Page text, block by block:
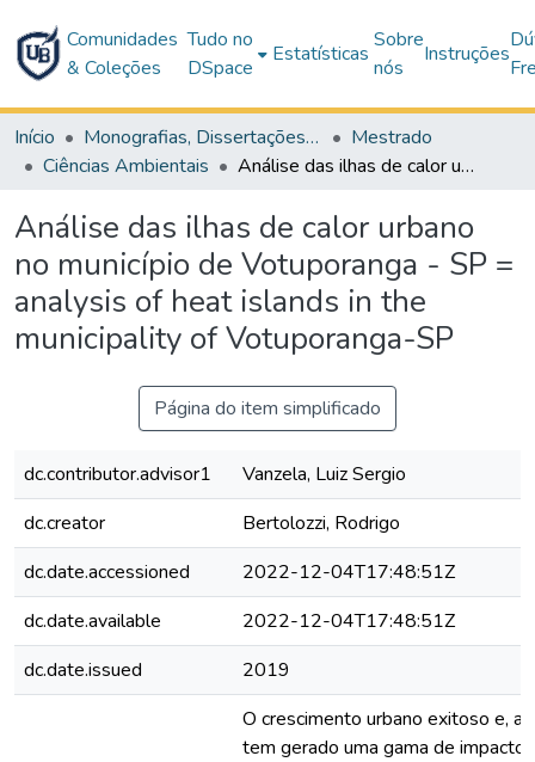
Comunidades
& Coleções
Tudo no
DSpace
Estatísticas
Sobre
nós
Instruções
Início Monografias, Dissertações e Teses
Mestrado
Ciências Ambientais
Análise das ilhas de calor urbano no município de Votuporanga - SP = analysis of heat islands in the municipality of Votuporanga-SP
Análise das ilhas de calor urbano
no município de Votuporanga - SP =
analysis of heat islands in the
municipality of Votuporanga-SP
Página do item simplificado
dc.contributor.advisor1
Vanzela, Luiz Sergio
dc.creator
Bertolozzi, Rodrigo
dc.date.accessioned
2022-12-04T17:48:51Z
dc.date.available
2022-12-04T17:48:51Z
dc.date.issued
2019
O crescimento urbano exitoso e,
tem gerado uma gama de